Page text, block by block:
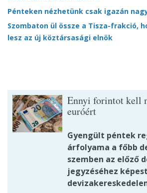
Pénteken nézhetünk csak igazán
Szombaton ül össze a Tisza-frakció,
lesz az új köztársasági elnök
Ennyi forintot kell
euróért
Gyengült péntek
árfolyama a főbb
szemben az előző
jegyzéséhez